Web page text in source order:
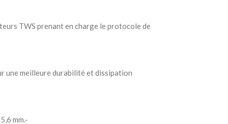
TWS prenant en charge le protocole de
une meilleure durabilité et dissipation
mm.-